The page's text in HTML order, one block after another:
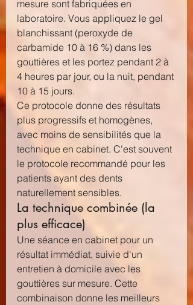
mesure sont fabriquées en
laboratoire. Vous appliquez le gel
blanchissant (peroxyde de
carbamide 10 à 16 %) dans les
gouttières et les portez pendant 2 à
4 heures par jour, ou la nuit, pendant
10 à 15 jours.
Ce protocole donne des résultats
plus progressifs et homogènes,
avec moins de sensibilités que la
technique en cabinet. C'est souvent
le protocole recommandé pour les
patients ayant des dents
naturellement sensibles.
La technique combinée (la
plus efficace)
Une séance en cabinet pour un
résultat immédiat, suivie d'un
entretien à domicile avec les
gouttières sur mesure. Cette
combinaison donne les meilleurs